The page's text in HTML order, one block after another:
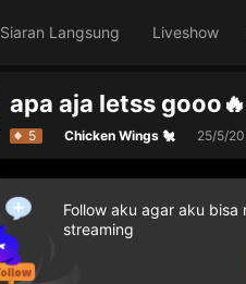
Siaran Langsung Liveshow
apa aja letss
5 Chicken Wings 🐔 25/5/
Follow aku agar aku
streaming